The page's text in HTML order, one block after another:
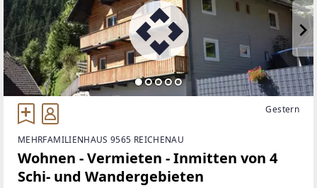
Gestern
MEHRFAMILIENHAUS 9565 REICHENAU
Wohnen - Vermieten - Inmitten von 4
Schi- und Wandergebieten